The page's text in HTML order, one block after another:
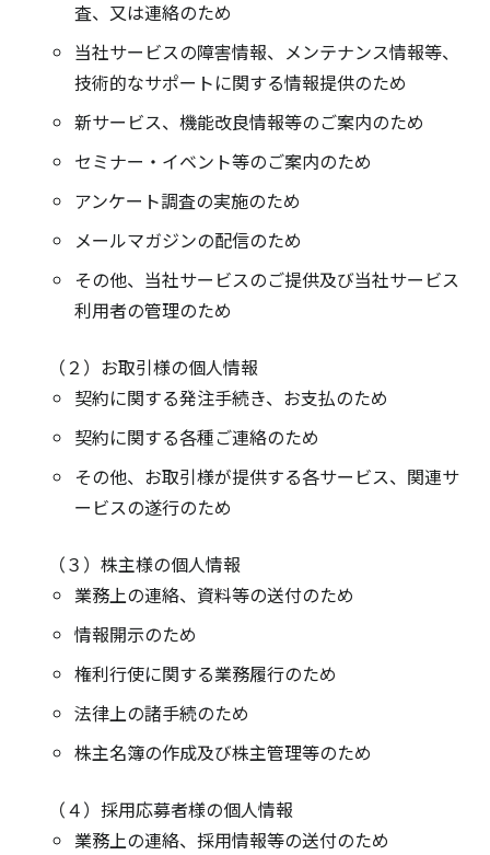
査、又は連絡のため
当社サービスの障害情報、メンテナンス情報等、
技術的なサポートに関する情報提供のため
新サービス、機能改良情報等のご案内のため
セミナー・イベント等のご案内のため
アンケート調査の実施のため
メールマガジンの配信のため
その他、当社サービスのご提供及び当社サービス
利用者の管理のため
（２）お取引様の個人情報
契約に関する発注手続き、お支払のため
契約に関する各種ご連絡のため
その他、お取引様が提供する各サービス、関連サ
ービスの遂行のため
（３）株主様の個人情報
業務上の連絡、資料等の送付のため
情報開示のため
権利行使に関する業務履行のため
法律上の諸手続のため
株主名簿の作成及び株主管理等のため
（４）採用応募者様の個人情報
業務上の連絡、採用情報等の送付のため